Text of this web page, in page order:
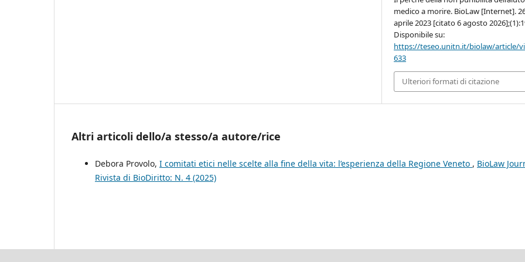
medico a morire. BioLaw [Internet].
aprile 2023 [citato 6 agosto
Disponibile su:
https://teseo.unitn.it/biolaw/article/
633
Ulteriori formati di citazione
Altri articoli dello/a stesso/a autore/rice
Debora Provolo, I comitati etici nelle scelte alla fine della vita: l’esperienza della Regione Veneto , BioLaw
Rivista di BioDiritto: N. 4 (2025)